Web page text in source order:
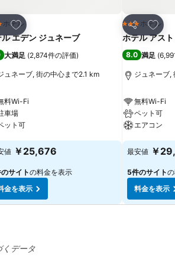
ア
お気に入りに追加
ルのランク
ホテル
エデン ジュネーブ
大満足 (2,874件の評価)
ュネーブ, 街の中心まで2.1 km
料Wi-Fi
車場
ット可
を表示
値 ￥25,676
サイトの料金を表示
金を表示
シェア
お気
3 ホテルのランク
ホテル
ホテル アス
8.0 満足 (
ジュネーブ,
無料Wi-Fi
ペット可
エアコン
料金を表示
最安値 ￥
5件のサイト
料金を表示
くデータ